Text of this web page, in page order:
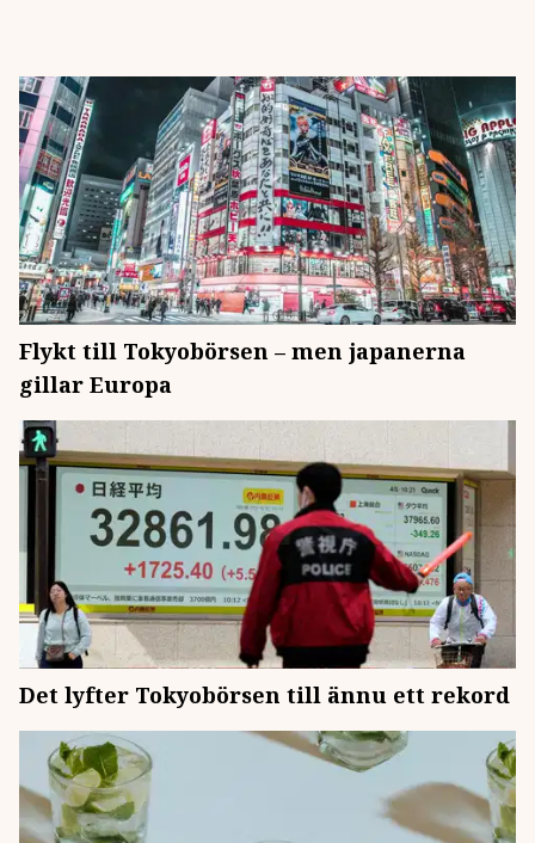
Flykt till Tokyobörsen – men japanerna
gillar Europa
Det lyfter Tokyobörsen till ännu ett rekord